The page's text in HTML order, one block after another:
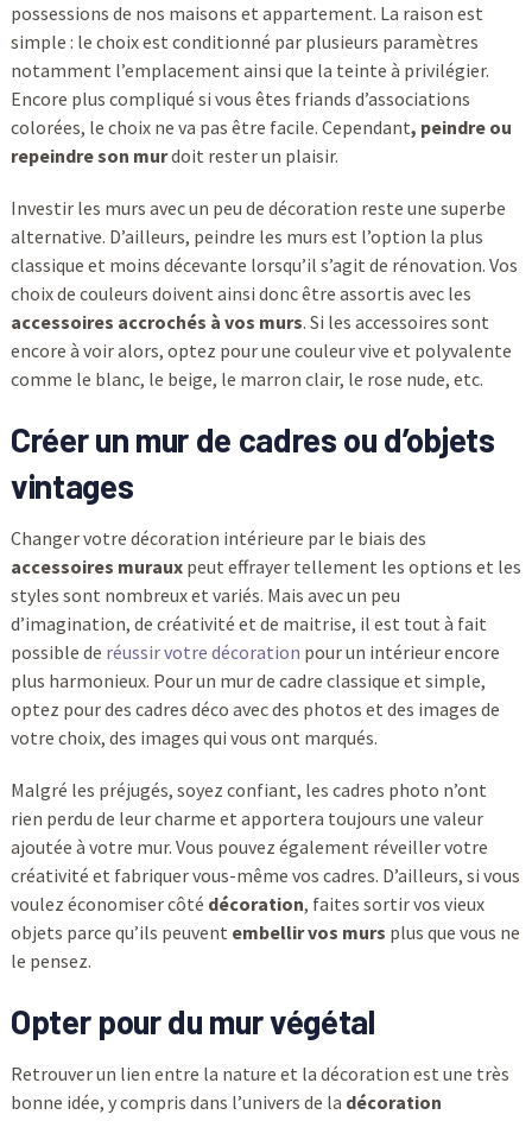
possessions de nos maisons et appartement. La raison est
simple : le choix est conditionné par plusieurs paramètres
notamment l’emplacement ainsi que la teinte à privilégier.
Encore plus compliqué si vous êtes friands d’associations
colorées, le choix ne va pas être facile. Cependant, peindre ou
repeindre son murdoit rester un plaisir.
Investir les murs avec un peu de décoration reste une superbe
alternative. D’ailleurs, peindre les murs est l’option la plus
classique et moins décevante lorsqu’il s’agit de rénovation. Vos
choix de couleurs doivent ainsi donc être assortis avec les
accessoires accrochés à vos murs. Si les accessoires sont
encore à voir alors, optez pour une couleur vive et polyvalente
comme le blanc, le beige, le marron clair, le rose nude, etc.
Créer un mur de cadres ou d’objets
vintages
Changer votre décoration intérieure par le biais des
accessoires murauxpeut effrayer tellement les options et les
styles sont nombreux et variés. Mais avec un peu
d’imagination, de créativité et de maitrise, il est tout à fait
possible de réussir votre décoration pour un intérieur encore
plus harmonieux. Pour un mur de cadre classique et simple,
optez pour des cadres déco avec des photos et des images de
votre choix, des images qui vous ont marqués.
Malgré les préjugés, soyez confiant, les cadres photo n’ont
rien perdu de leur charme et apportera toujours une valeur
ajoutée à votre mur. Vous pouvez également réveiller votre
créativité et fabriquer vous-même vos cadres. D’ailleurs, si vous
voulez économiser côté décoration, faites sortir vos vieux
objets parce qu’ils peuvent embellir vos murs plus que vous ne
le pensez.
Opter pour du mur végétal
Retrouver un lien entre la nature et la décoration est une très
bonne idée, y compris dans l’univers de la décoration